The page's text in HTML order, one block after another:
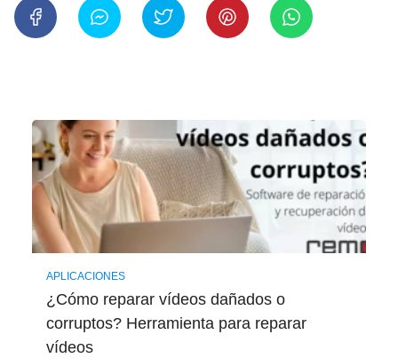
APLICACIONES
¿Cómo reparar vídeos dañados o
corruptos? Herramienta para reparar
vídeos